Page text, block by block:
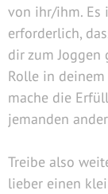
von ihr/ihm. Es
erforderlich,
dir zum Joggen
Rolle in
mache die
jemanden
Treibe also
lieber einen